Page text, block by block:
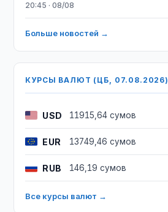
20:45 · 08/08
Больше новостей →
КУРСЫ ВАЛЮТ (ЦБ, 07.08.2026)
USD 11915,64 сумов
EUR 13749,46 сумов
RUB 146,19 сумов
Все курсы валют →